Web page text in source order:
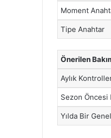
Moment
Tipe Anahtar
Önerilen
Aylık
Sezon Öncesi
Yılda Bir